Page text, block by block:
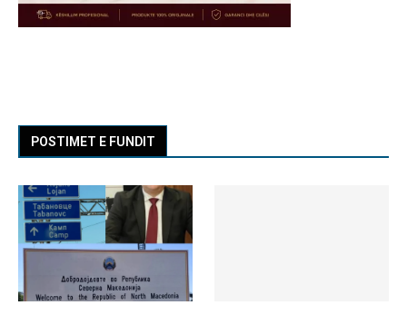
POSTIMET E FUNDIT